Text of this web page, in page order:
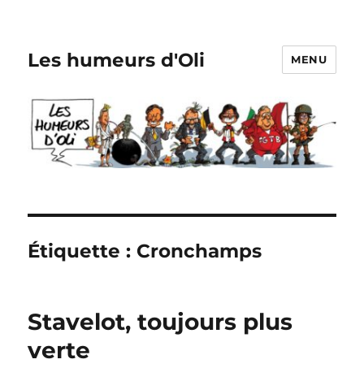
Les humeurs d'Oli MENU
Étiquette : Cronchamps
Stavelot, toujours plus
verte